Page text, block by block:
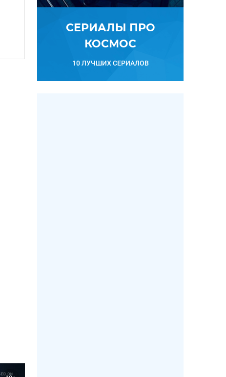
СЕРИАЛЫ ПРО
КОСМОС
10 ЛУЧШИХ СЕРИАЛОВ